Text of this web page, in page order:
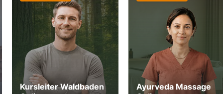
Kursleiter Waldbaden
Ayurveda Massage